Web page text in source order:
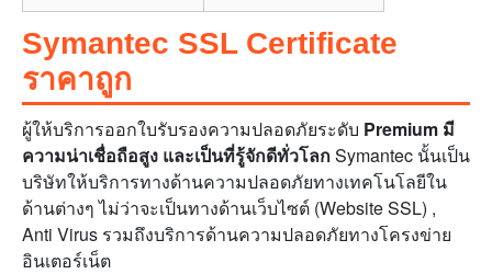
Symantec SSL Certificate
ราคาถูก
ผู้ให้บริการออกใบรับรองความปลอดภัยระดับ Premium มี
ความน่าเชื่อถือสูง และเป็นที่รู้จักดีทั่วโลกSymantec นั้นเป็น
บริษัทให้บริการทางด้านความปลอดภัยทางเทคโนโลยีใน
ด้านต่างๆ ไม่ว่าจะเป็นทางด้านเว็บไซต์ (Website SSL) ,
Anti Virus รวมถึงบริการด้านความปลอดภัยทางโครงข่าย
อินเตอร์เน็ต